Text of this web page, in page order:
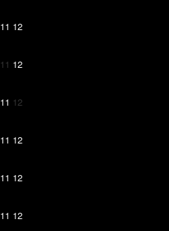
11 12
11 12
11 12
11 12
11 12
11 12